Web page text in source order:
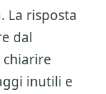
La risposta
dal
inutili e